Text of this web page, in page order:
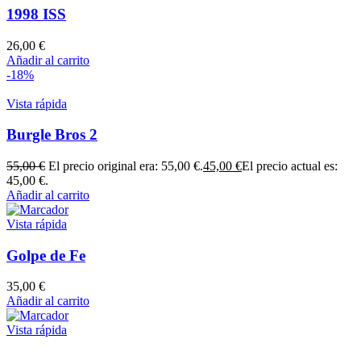
1998 ISS
26,00 €
Añadir al carrito
-18%
Vista rápida
Burgle Bros 2
55,00€ El precio original era: 55,00 €.45,00 €El precio actual es:
45,00 €.
Añadir al carrito
Vista rápida
Golpe de Fe
35,00 €
Añadir al carrito
Vista rápida